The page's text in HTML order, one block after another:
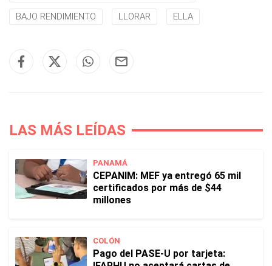
BAJO RENDIMIENTO LLORAR ELLA
LAS MÁS LEÍDAS
PANAMÁ
CEPANIM: MEF ya entregó 65 mil
certificados por más de $44
millones
COLÓN
Pago del PASE-U por tarjeta: